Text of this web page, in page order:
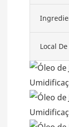
Local